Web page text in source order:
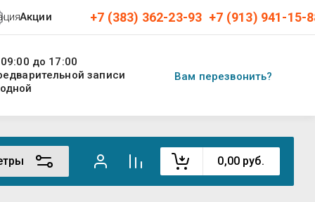
Акции +7 (383) 362-23-93 +7 (913) 941-15-
до 17:00
записи
Вам перезвонить?
0,00 руб.